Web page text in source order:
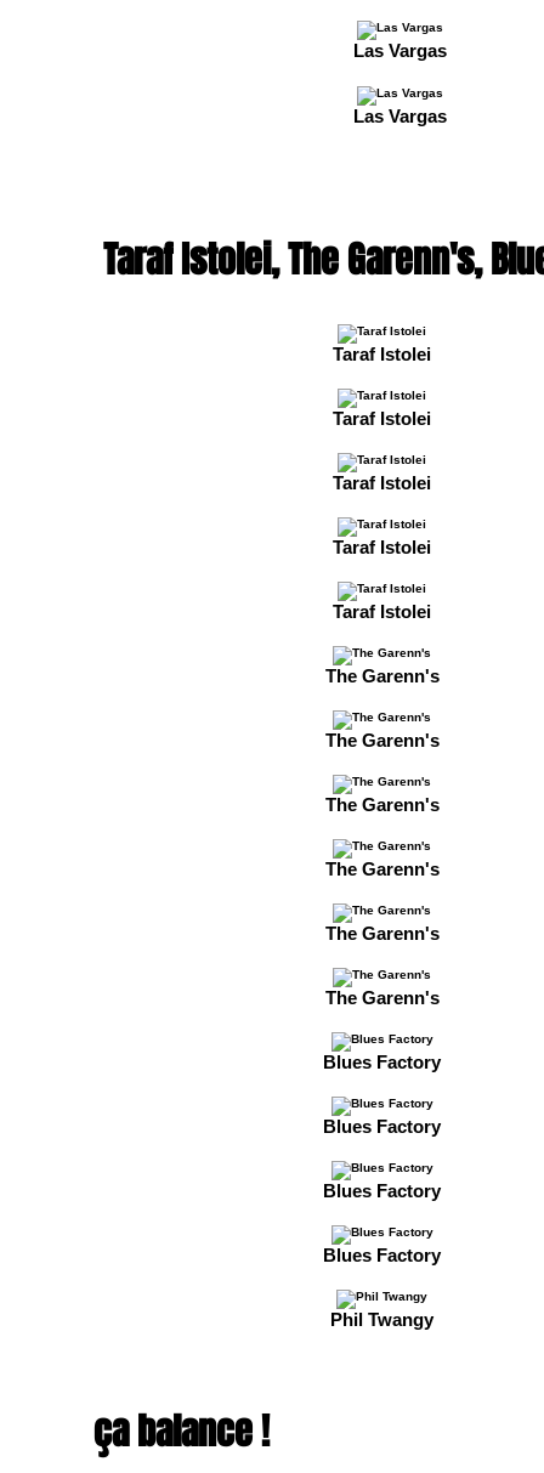
Las Vargas
Las Vargas
Taraf Istolei, The Garenn's,
Taraf Istolei
Taraf Istolei
Taraf Istolei
Taraf Istolei
Taraf Istolei
The Garenn's
The Garenn's
The Garenn's
The Garenn's
The Garenn's
The Garenn's
Blues Factory
Blues Factory
Blues Factory
Blues Factory
Phil Twangy
ça balance !